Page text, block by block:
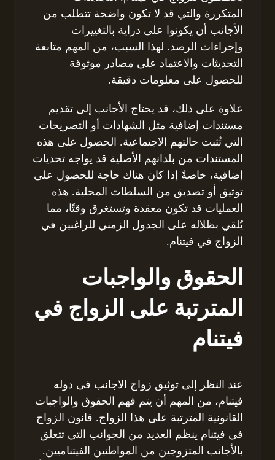
المتكررة والتي قد لا تكون واضحة تتطلب من
الأجانب أن يكونوا على دراية بالتغييرات
وإجراءات الرصد. لهذا السبب، من المهم متابعة
التحديثات والاعتماد على مصادر موثوقة
للحصول على معلومات دقيقة.
علاوة على ذلك، قد يحتاج الأجانب إلى تقديم
مستندات إضافية مثل الشهادات أو التصريحات
التي تُثبت حالتهم الاجتماعية. الحصول على هذه
المستندات من بلدانهم الأصلية قد يواجه تحديات
إضافية، خاصةً إذا كان هناك حاجة للحصول على
توثيق أو تصديق من السلطات المحلية. هذه
العمليات قد تكون معقدة وتستغرق وقتًا، مما
يُلقي بظلاله على الجدول الزمني للراغبين في
الزواج في فيتنام.
الحقوق والواجبات
المترتبة على الزواج في
فيتنام
عند النظر إلى توثيق زواج الاجانب فى دوله
فيتنام، من المهم أن يتم فهم الحقوق والواجبات
القانونية المترتبة على هذا الزواج. قانون الزواج
في فيتنام ينظم العديد من الجوانب التي تتعلق
بالأجانب المتزوجين من المواطنين الفيتناميين.